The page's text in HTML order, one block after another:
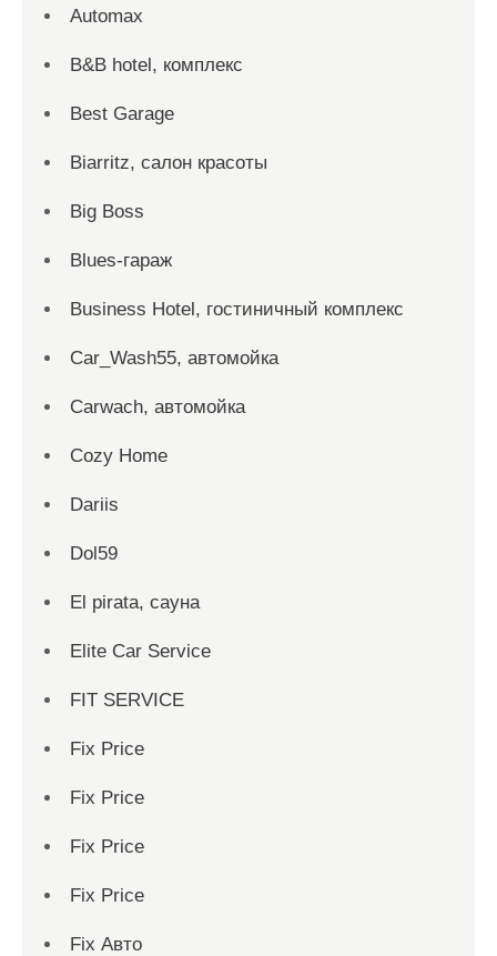
Automax
B&B hotel, комплекс
Best Garage
Biarritz, салон красоты
Big Boss
Blues-гараж
Business Hotel, гостиничный комплекс
Car_Wash55, автомойка
Carwach, автомойка
Cozy Home
Dariis
Dol59
El pirata, сауна
Elite Car Service
FIT SERVICE
Fix Price
Fix Price
Fix Price
Fix Price
Fix Авто